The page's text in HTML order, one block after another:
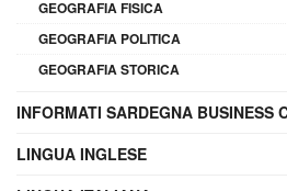
GEOGRAFIA FISICA
GEOGRAFIA POLITICA
GEOGRAFIA STORICA
INFORMATI SARDEGNA BUSINESS
LINGUA INGLESE